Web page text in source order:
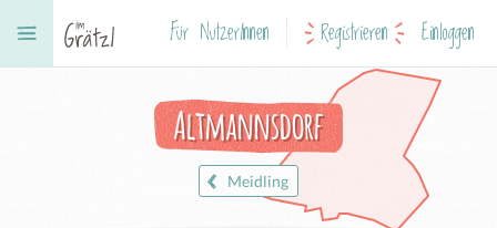
Für NutzerInnen Registrieren Einloggen
Altmannsdorf
Meidling